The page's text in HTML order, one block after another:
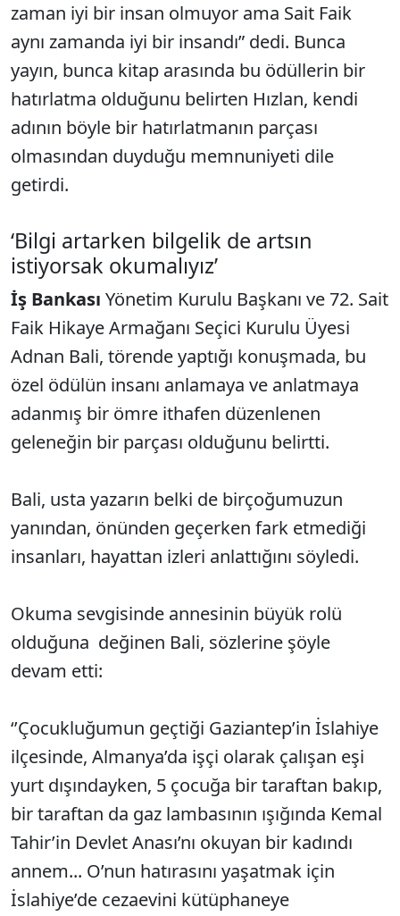
zaman iyi bir insan olmuyor ama Sait Faik
aynı zamanda iyi bir insandı” dedi. Bunca
yayın, bunca kitap arasında bu ödüllerin bir
hatırlatma olduğunu belirten Hızlan, kendi
adının böyle bir hatırlatmanın parçası
olmasından duyduğu memnuniyeti dile
getirdi.
‘Bilgi artarken bilgelik de artsın
istiyorsak okumalıyız’
İş Bankası Yönetim Kurulu Başkanı ve 72. Sait
Faik Hikaye Armağanı Seçici Kurulu Üyesi
Adnan Bali, törende yaptığı konuşmada, bu
özel ödülün insanı anlamaya ve anlatmaya
adanmış bir ömre ithafen düzenlenen
geleneğin bir parçası olduğunu belirtti.
Bali, usta yazarın belki de birçoğumuzun
yanından, önünden geçerken fark etmediği
insanları, hayattan izleri anlattığını söyledi.
Okuma sevgisinde annesinin büyük rolü
olduğuna değinen Bali, sözlerine şöyle
devam etti:
‘’Çocukluğumun geçtiği Gaziantep’in İslahiye
ilçesinde, Almanya’da işçi olarak çalışan eşi
yurt dışındayken, 5 çocuğa bir taraftan bakıp,
bir taraftan da gaz lambasının ışığında Kemal
Tahir’in Devlet Anası’nı okuyan bir kadındı
annem... O’nun hatırasını yaşatmak için
İslahiye’de cezaevini kütüphaneye